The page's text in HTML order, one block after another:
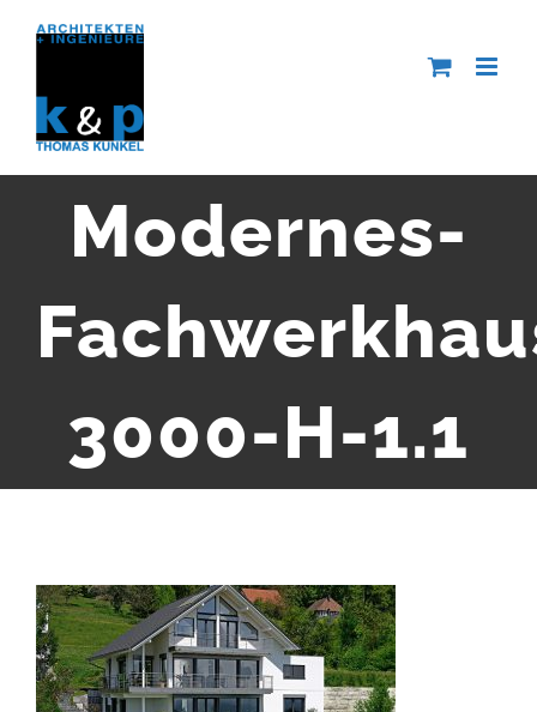
springen
Modernes-
3000-H-1.1